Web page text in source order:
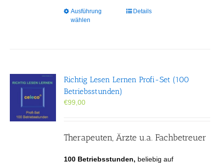
Ausführung
wählen
Dieses
Optionen
gewählt
Details
Richtig Lesen Lernen Profi-Set (100
Betriebsstunden)
€99,00
Therapeuten, Ärzte u.a. Fachbetreuer
100 Betriebsstunden, beliebig auf